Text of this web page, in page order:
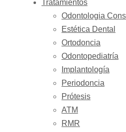
Tratamientos
Odontologia
Estética Dental
Ortodoncia
Odontopediatría
Implantología
Periodoncia
Prótesis
ATM
RMR